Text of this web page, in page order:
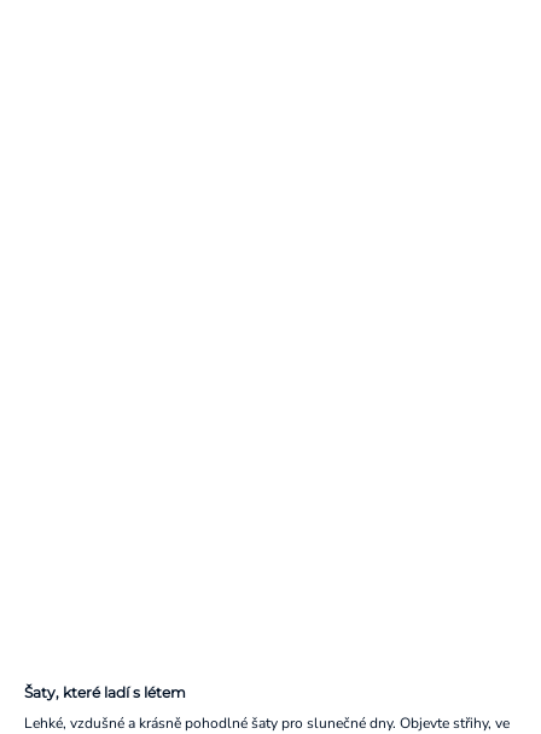
Šaty, které ladí s létem
Lehké, vzdušné a krásně pohodlné šaty pro slunečné dny. Objevte střihy, ve